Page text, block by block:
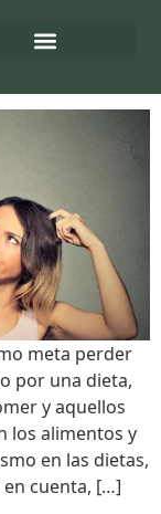
hora
meta perder
por una dieta,
y aquellos
los alimentos y
en las dietas,
cuenta, […]